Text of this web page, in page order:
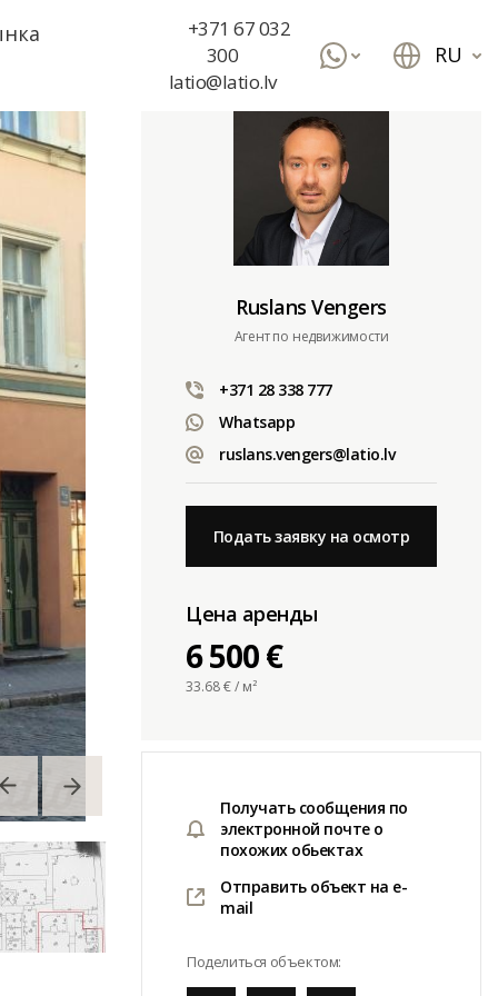
+371 67 032
300
latio@latio.lv
RU
Ruslans Vengers
Aгент по недвижимости
+371 28 338 777
Whatsapp
ruslans.vengers@latio.lv
Подать заявку на осмотр
Цена аренды
6 500 €
33.68€ / м²
Получать сообщения по
электронной почте о
похожих обьектах
Отправить объект на e-
mail
Поделиться объектом: